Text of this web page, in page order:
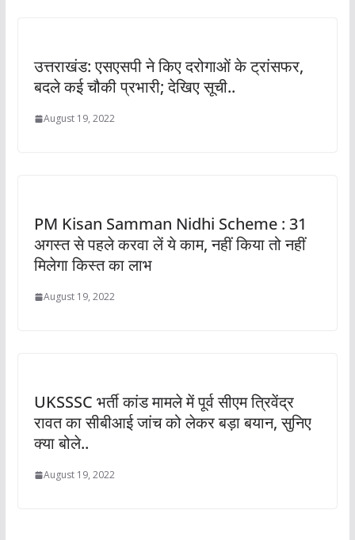
उत्तराखंड: एसएसपी ने किए दरोगाओं के ट्रांसफर,
बदले कई चौकी प्रभारी; देखिए सूची..
August 19, 2022
PM Kisan Samman Nidhi Scheme : 31
अगस्त से पहले करवा लें ये काम, नहीं किया तो नहीं
मिलेगा किस्त का लाभ
August 19, 2022
UKSSSC भर्ती कांड मामले में पूर्व सीएम त्रिवेंद्र
रावत का सीबीआई जांच को लेकर बड़ा बयान, सुनिए
क्या बोले..
August 19, 2022